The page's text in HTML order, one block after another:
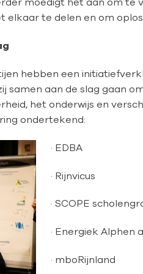
elkaar te delen en om
hebben een
samen aan de slag gaan
het onderwijs en
ondertekend:
· EDBA
· Rijnvicus
· SCOPE
· Energiek Alphen
· mboRijnland